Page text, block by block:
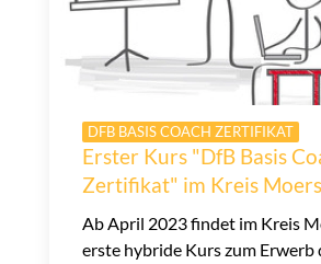
DFB BASIS COACH ZERTIFIKAT
Erster Kurs "DfB Basis
Zertifikat" im Kreis Moers
Ab April 2023 findet im Kreis
erste hybride Kurs zum Erwerb